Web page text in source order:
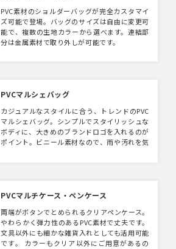
PVC素材のショルダーバッグが完全カスタマイ
ズ可能で登場。バッグのサイズは自由に変更可
能で、複数の生地カラーから選べます。連結部
分は金属素材で取り外しが可能です。
PVCマルシェバッグ
カジュアルなスタイルに合う、トレンドのPVC
マルシェバッグ。シンプルでスタイリッシュな
ボディに、大きめのブランドロゴを入れるのが
ポイント。ビニール素材なので、雨や汚れを気
PVCマルチケース・ペンケース
両端がボタンでとめられるクリアペンケース。
やわらかく弾力性のあるPVC素材で丈夫です。
文具以外にも細かな雑貨入れとしても活用可能
です。 カラーもクリア以外にご用意があるの